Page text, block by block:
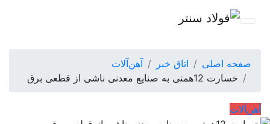
صفحه اصلی اتاق خبر
آهن‌آلات
خسارت 12همتی به صنایع معدنی ناشی از قطعی برق
آهن‌آلات